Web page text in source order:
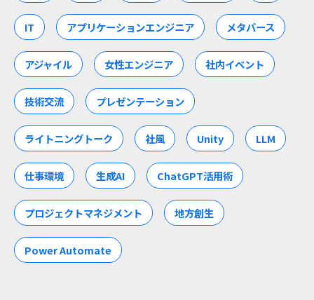
IT アプリケーションエンジニア メタバース
アジャイル 女性エンジニア 社内イベント
技術交流 プレゼンテーション
ライトニングトーク 社風 Unity LLM
仕事環境 生成AI ChatGPT活用術
プロジェクトマネジメント 地方創生
Power Automate